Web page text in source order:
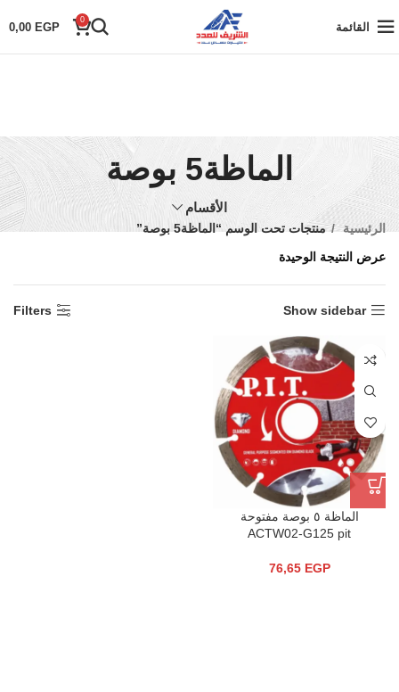
القائمة
0
0,00 EGP
الماظة5 بوصة
الأقسام
الرئيسية
منتجات تحت الوسم “الماظة5 بوصة”
عرض النتيجة الوحيدة
Show sidebar
Filters
الماظة ٥ بوصة مفتوحة
ACTW02-G125 pit
76,65 EGP